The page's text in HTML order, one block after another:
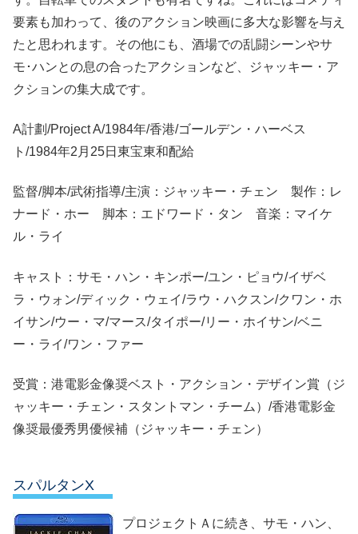
要素も加わって、後のアクション映画に多大な影響を与え
たと思われます。その他にも、酒場での乱闘シーンやサ
モ･ハンとの息の合ったアクションなど、ジャッキー・ア
クションの集大成です。
A計劃/Project A/1984年/香港/ゴールデン・ハーベス
ト/1984年2月25日東宝東和配給
監督/脚本/武術指導/主演：ジャッキー・チェン 製作：レ
ナード・ホー 脚本：エドワード・タン 音楽：マイケ
ル・ライ
キャスト：サモ・ハン・キンポー/ユン・ピョウ/イザベ
ラ・ウォン/ディック・ウェイ/ラウ・ハクスン/クワン・ホ
イサン/ウー・マ/マース/タイポー/リー・ホイサン/ベニ
ー・ライ/ワン・ファー
受賞：港電影金像奨ベスト・アクション・デザイン賞（ジ
ャッキー・チェン・スタントマン・チーム）/香港電影金
像奨最優秀男優候補（ジャッキー・チェン）
スパルタンX
プロジェクトＡに続き、サモ・ハン、